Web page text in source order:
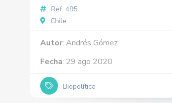
Ref. 495
Chile
Autor: Andrés Gómez
Fecha: 29 ago 2020
Biopolítica